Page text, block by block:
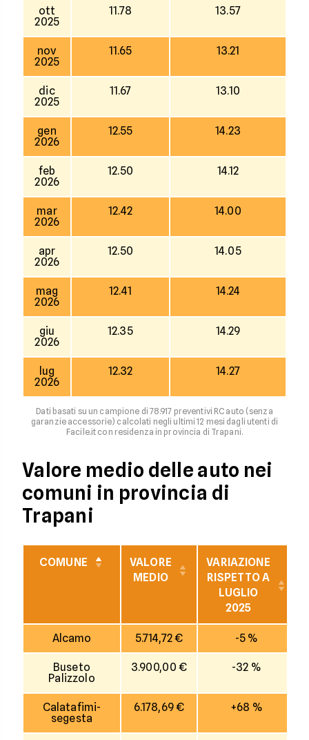
ott
2025
11.78 13.57
nov
2025
11.65 13.21
dic
2025
11.67 13.10
gen
2026
12.55 14.23
feb
2026
12.50 14.12
mar
2026
12.42 14.00
apr
2026
12.50 14.05
mag
2026
12.41 14.24
giu
2026
12.35 14.29
lug
2026
12.32 14.27
Dati basati su un campione di 78.917 preventivi RC auto (senza
garanzie accessorie) calcolati negli ultimi 12 mesi dagli utenti di
Facile.it con residenza in provincia di Trapani.
Valore medio delle auto nei
comuni in provincia di
Trapani
COMUNE
VALORE
MEDIO
VARIAZIONE
RISPETTO A
LUGLIO
2025
Alcamo 5.714,72 € -5 %
Buseto
Palizzolo
3.900,00 € -32 %
Calatafimi-
segesta
6.178,69 € +68 %